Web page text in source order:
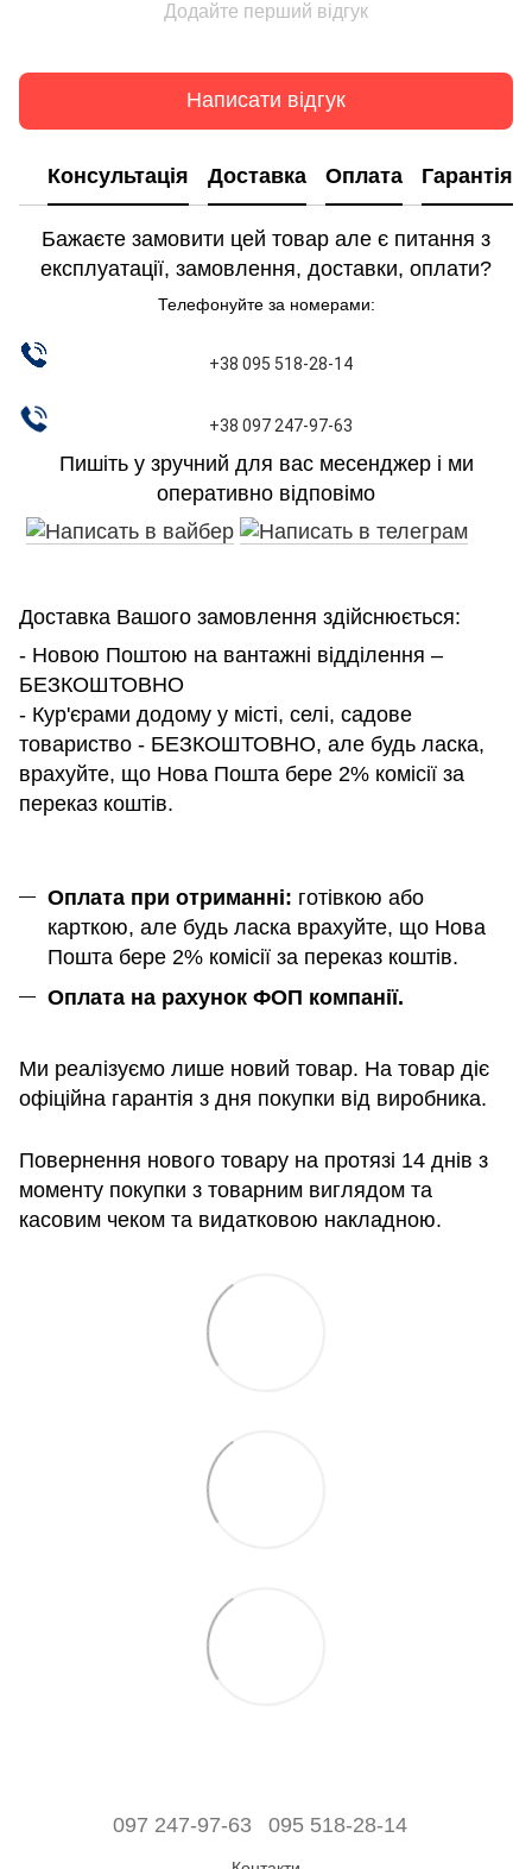
Додайте перший відгук
Написати відгук
Консультація Доставка Оплата Гарантія
Бажаєте замовити цей товар але є питання з
експлуатації, замовлення, доставки, оплати?
Телефонуйте за номерами:
+38 095 518-28-14
+38 097 247-97-63
Пишіть у зручний для вас месенджер і ми
оперативно відповімо
Доставка Вашого замовлення здійснюється:
- Новою Поштою на вантажні відділення –
БЕЗКОШТОВНО
- Кур'єрами додому у місті, селі, садове
товариство - БЕЗКОШТОВНО, але будь ласка,
врахуйте, що Нова Пошта бере 2% комісії за
переказ коштів.
Оплата при отриманні: готівкою або
карткою, але будь ласка врахуйте, що Нова
Пошта бере 2% комісії за переказ коштів.
Оплата на рахунок ФОП компанії.
Ми реалізуємо лише новий товар. На товар діє
офіційна гарантія з дня покупки від виробника.
Повернення нового товару на протязі 14 днів з
моменту покупки з товарним виглядом та
касовим чеком та видатковою накладною.
097 247-97-63 095 518-28-14